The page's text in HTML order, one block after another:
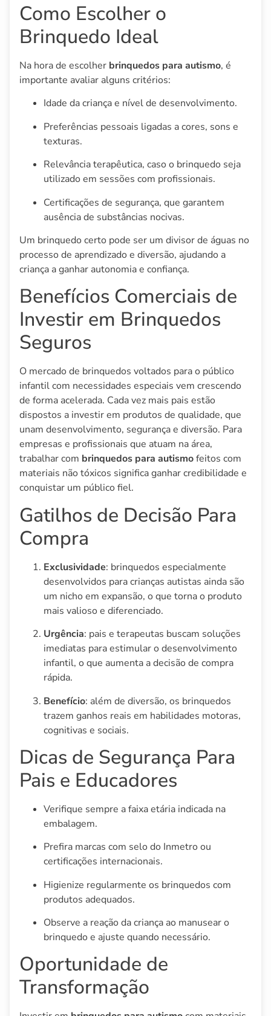
Como Escolher o
Brinquedo Ideal
Na hora de escolher brinquedos para autismo, é
importante avaliar alguns critérios:
Idade da criança e nível de desenvolvimento.
Preferências pessoais ligadas a cores, sons e
texturas.
Relevância terapêutica, caso o brinquedo seja
utilizado em sessões com profissionais.
Certificações de segurança, que garantem
ausência de substâncias nocivas.
Um brinquedo certo pode ser um divisor de águas no
processo de aprendizado e diversão, ajudando a
criança a ganhar autonomia e confiança.
Benefícios Comerciais de
Investir em Brinquedos
Seguros
O mercado de brinquedos voltados para o público
infantil com necessidades especiais vem crescendo
de forma acelerada. Cada vez mais pais estão
dispostos a investir em produtos de qualidade, que
unam desenvolvimento, segurança e diversão. Para
empresas e profissionais que atuam na área,
trabalhar com brinquedos para autismofeitos com
materiais não tóxicos significa ganhar credibilidade e
conquistar um público fiel.
Gatilhos de Decisão Para
Compra
Exclusividade: brinquedos especialmente
desenvolvidos para crianças autistas ainda são
um nicho em expansão, o que torna o produto
mais valioso e diferenciado.
Urgência: pais e terapeutas buscam soluções
imediatas para estimular o desenvolvimento
infantil, o que aumenta a decisão de compra
rápida.
Benefício: além de diversão, os brinquedos
trazem ganhos reais em habilidades motoras,
cognitivas e sociais.
Dicas de Segurança Para
Pais e Educadores
Verifique sempre a faixa etária indicada na
embalagem.
Prefira marcas com selo do Inmetro ou
certificações internacionais.
Higienize regularmente os brinquedos com
produtos adequados.
Observe a reação da criança ao manusear o
brinquedo e ajuste quando necessário.
Oportunidade de
Transformação